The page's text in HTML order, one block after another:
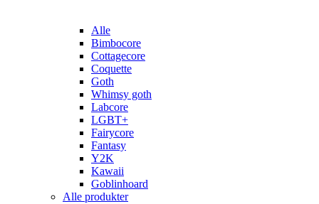
Alle
Bimbocore
Cottagecore
Coquette
Goth
Whimsy goth
Labcore
LGBT+
Fairycore
Fantasy
Y2K
Kawaii
Goblinhoard
Alle produkter